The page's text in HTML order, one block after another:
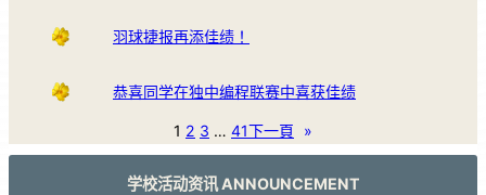
羽球捷报再添佳绩！
恭喜同学在独中编程联赛中喜获佳绩
1 2 3 … 41下一頁 »
学校活动资讯 ANNOUNCEMENT